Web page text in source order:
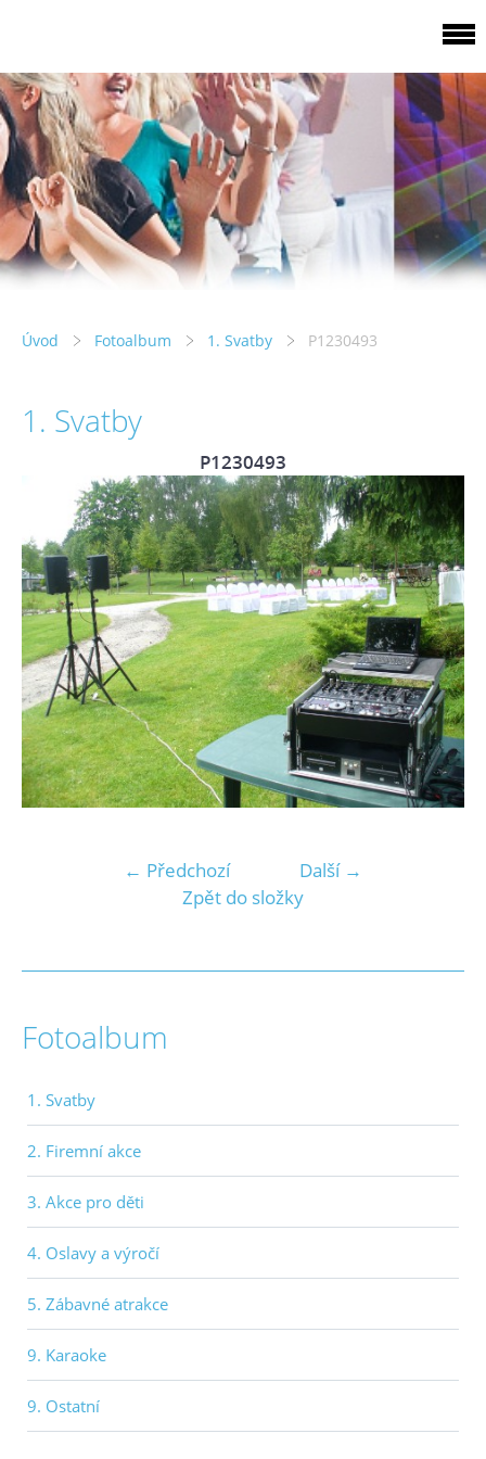
Úvod Fotoalbum 1. Svatby P1230493
1. Svatby
P1230493
← Předchozí
Další →
Zpět do složky
Fotoalbum
1. Svatby
2. Firemní akce
3. Akce pro děti
4. Oslavy a výročí
5. Zábavné atrakce
9. Karaoke
9. Ostatní